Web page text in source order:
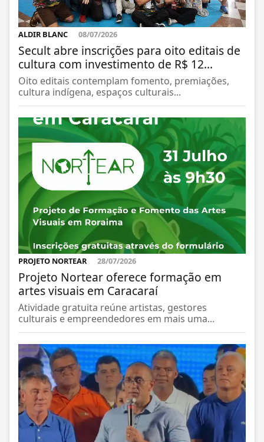
ALDIR BLANC 08/07/2026
Secult abre inscrições para oito editais de
cultura com investimento de R$ 12...
Oito editais contemplam fomento, premiações,
cultura indígena, espaços culturais...
PROJETO NORTEAR 28/07/2026
Projeto Nortear oferece formação em
artes visuais em Caracaraí
Atividade gratuita reúne artistas, gestores
culturais e empreendedores em mais uma...